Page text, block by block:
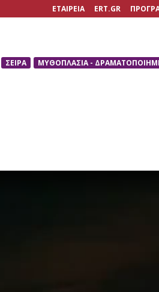
ΕΤΑΙΡΕΙΑ ERT.GR
ΣΕΙΡΑ ΜΥΘΟΠΛΑΣΙΑ -